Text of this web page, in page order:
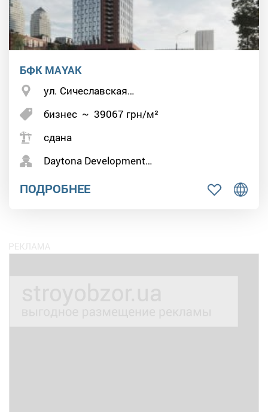
БФК MAYAK
ул. Сичеславская…
бизнес ~ 39067 грн/м²
сдана
Daytona Development…
ПОДРОБНЕЕ